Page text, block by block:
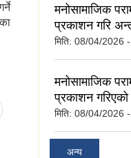
मनोसामाजिक
प्रकाशन गरि
मिति: 08/04/2026
मनोसामाजिक
प्रकाशन
मिति: 08/04/2026
अन्य